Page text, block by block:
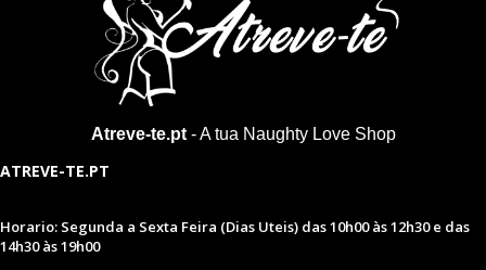
Atreve-te.pt- A tua Naughty Love Shop
ATREVE-TE.PT
Horario: Segunda a Sexta Feira (Dias Uteis) das 10h00 às 12h30 e das
14h30 às 19h00